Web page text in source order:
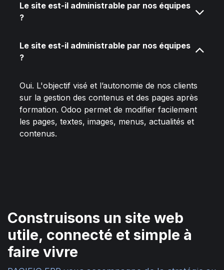
Le site est-il administrable par nos équipes
?
Le site est-il administrable par nos équipes
?
Oui. L'objectif visé et l’autonomie de nos clients
sur la gestion des contenus et des pages après
formation. Odoo permet de modifier facilement
les pages, textes, images, menus, actualités et
contenus.
Construisons un site web
utile, connecté et simple à
faire vivre